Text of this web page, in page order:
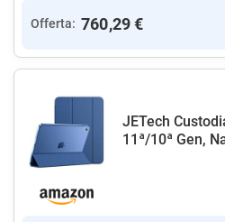
Offerta: 760,29 €
JETech
11ª/10ª Gen,